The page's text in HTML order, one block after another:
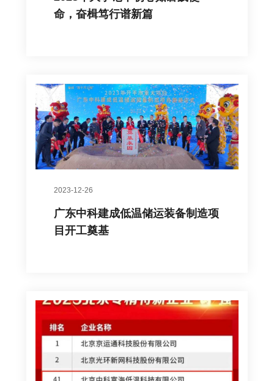
命，奋楫笃行谱新篇
2023-12-26
广东中科建成低温储运装备制造项
目开工奠基